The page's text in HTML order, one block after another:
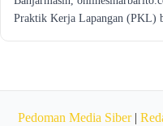
Praktik Kerja Lapangan (PKL)
Pedoman Media Siber|